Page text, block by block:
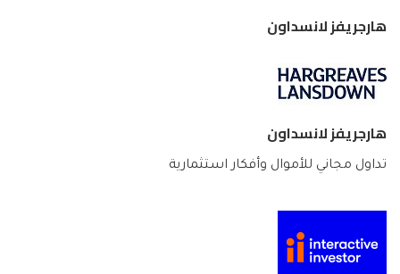
هارجريفز لانسداون
هارجريفز لانسداون
تداول مجاني للأموال وأفكار استثمارية